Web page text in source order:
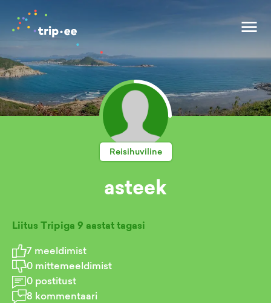
Reisihuviline
asteek
Liitus Tripiga 9 aastat tagasi
7 meeldimist
0 mittemeeldimist
0 postitust
8 kommentaari